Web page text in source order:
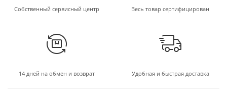
Собственный сервисный центр Весь товар сертифицирован
14 дней на обмен и возврат Удобная и быстрая доставка